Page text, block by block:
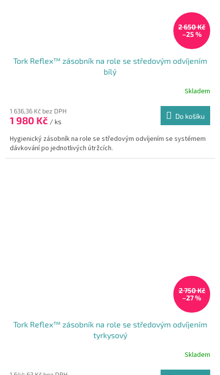
2 650 Kč
–25 %
Tork Reflex™ zásobník na role se středovým odvíjením
bílý
Skladem
1 636,36 Kč bez DPH
1 980 Kč / ks
Do košíku
Hygienický zásobník na role se středovým odvíjením se systémem
dávkování po jednotlivých útržcích.
2 750 Kč
–27 %
Tork Reflex™ zásobník na role se středovým odvíjením
tyrkysový
Skladem